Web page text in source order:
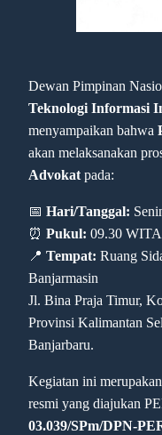
Dewan Pimpinan
Teknologi Informasi
menyampaikan bahwa
akan melaksanakan
Advokat pada:
📅 Hari/Tanggal:
⏰ Pukul: 09.30 WITA
📍 Tempat: Ruang
Banjarmasin
Jl. Bina Praja Timur,
Provinsi Kalimantan
Banjarbaru.
Kegiatan ini
resmi yang diajukan
03.039/SPm/DPN-